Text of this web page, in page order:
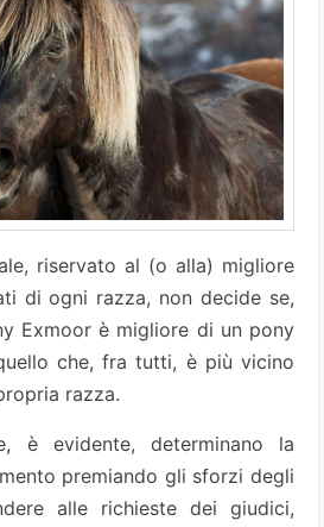
riservato al (o alla) migliore
di ogni razza, non decide se,
Exmoor è migliore di un pony
che, fra tutti, è più vicino
razza.
è evidente, determinano la
premiando gli sforzi degli
alle richieste dei giudici,